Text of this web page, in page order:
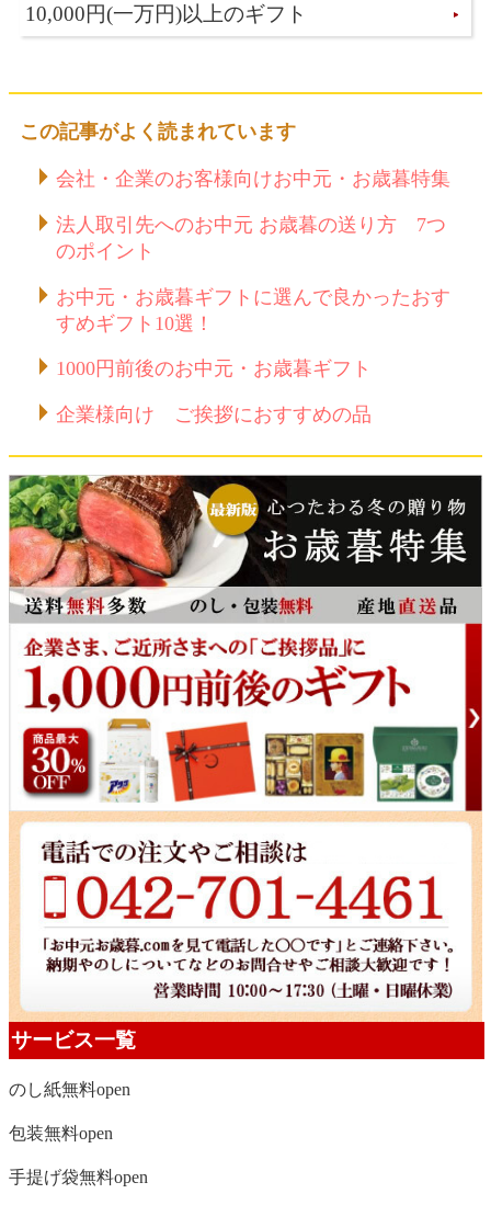
10,000円(一万円)以上のギフト
この記事がよく読まれています
会社・企業のお客様向けお中元・お歳暮特集
法人取引先へのお中元 お歳暮の送り方 7つ
のポイント
お中元・お歳暮ギフトに選んで良かったおす
すめギフト10選！
1000円前後のお中元・お歳暮ギフト
企業様向け ご挨拶におすすめの品
サービス一覧
のし紙無料open
包装無料open
手提げ袋無料open